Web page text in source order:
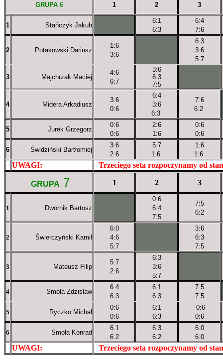
GRUPA6 1 2 3
1 Stańczyk Jakub
6:1
6:3
6:4
7:6
2 Potakowski Dariusz
1:6
3:6
6:3
3:6
5:7
3 Majchrzak Maciej
4:6
6:7
3:6
6:3
7:5
4 Midera Arkadiusz
3:6
0:6
6:4
3:6
6:3
7:6
6:2
5 Jurek Grzegorz
0:6
0:6
2:6
1:6
0:6
0:6
6 Świdziński Bartłomiej
3:6
2:6
5:7
1:6
1:6
1:6
UWAGI: Trzeciego seta rozpoczynamy od
GRUPA 7 1 2 3
1 Dwornik Bartosz
0:6
6:4
7:5
7:5
6:2
2 Świerczyński Kamil
6:0
4:6
5:7
3:6
6:3
7:5
3 Mateusz Filip
5:7
2:6
6:3
3:6
5:7
4 Smoła Zdzisław
6:4
6:3
6:1
6:3
7:5
7:5
5 Ryczko Michał
0:6
0:6
6:1
6:3
0:6
0:6
6 Smoła Konrad
6:1
6:2
6:3
6:2
6:0
6:0
UWAGI: Trzeciego seta rozpoczynamy od